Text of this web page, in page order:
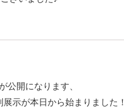
公開になります、
示が本日から始まりました！